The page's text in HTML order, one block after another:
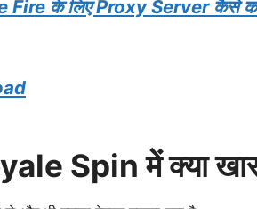
के लिए Proxy Server कैसे
Spin में क्या